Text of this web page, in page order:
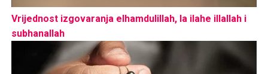
Vrijednost izgovaranja elhamdulillah, la ilahe illallah i
subhanallah